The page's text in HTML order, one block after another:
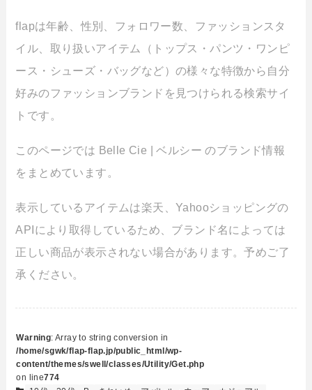
flapは年齢、性別、フォロワー数、ファッションスタ
イル、取り扱いアイテム（トップス・パンツ・ワンピ
ース・シューズ・バッグなど）の様々な特徴から自分
好みのファッションブランドを見つけられる検索サイ
トです。
このページでは Belle Cie | ベルシー のブランド情報
をまとめています。
表示しているアイテムは楽天、Yahooショッピングの
APIにより取得しているため、ブランド名によっては
正しい商品が表示されない場合があります。予めご了
承ください。
Warning: Array to string conversion in
/home/sgwk/flap-flap.jp/public_html/wp-
content/themes/swell/classes/Utility/Get.php
on line774